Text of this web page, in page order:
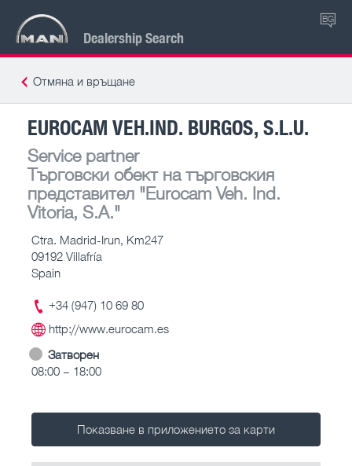
Dealership Search
BG
Отмяна и връщане
EUROCAM VEH.IND. BURGOS, S.L.U.
Service partner
Търговски обект на търговския
представител "Eurocam Veh. Ind.
Vitoria, S.A."
Ctra. Madrid-Irun, Km247
09192 Villafría
Spain
+34 (947) 10 69 80
http://www.eurocam.es
Затворен
08:00 – 18:00
Показване в приложението за карти